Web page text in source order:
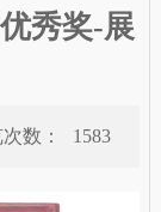
秀奖-展
数： 1583